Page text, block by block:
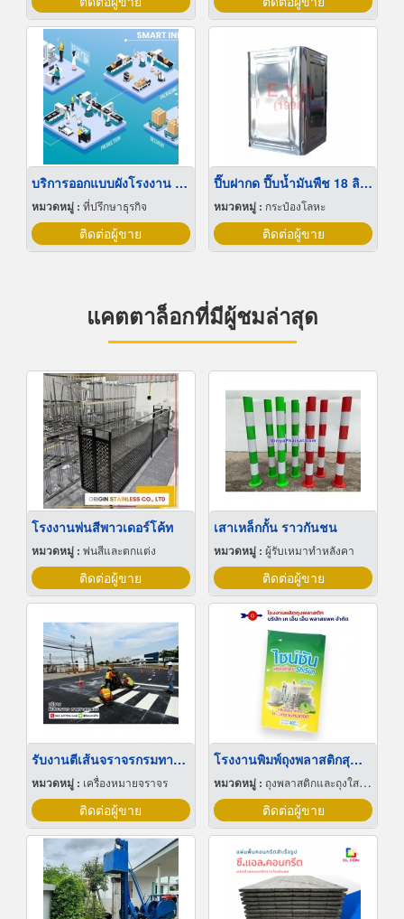
บริการออกแบบผังโรงงาน Lay out
หมวดหมู่ : ที่ปรึกษาธุรกิจ
ติดต่อผู้ขาย
ปี๊บฝากด ปี๊บน้ำมันพืช 18 ลิตร
หมวดหมู่ : กระป๋องโลหะ
ติดต่อผู้ขาย
แคตตาล็อกที่มีผู้ชมล่าสุด
โรงงานพ่นสีพาวเดอร์โค้ท
หมวดหมู่ : พ่นสีและตกแต่ง
ติดต่อผู้ขาย
เสาเหล็กกั้น ราวกันชน
หมวดหมู่ : ผู้รับเหมาทำหลังคา
ติดต่อผู้ขาย
รับงานตีเส้นจราจรกรมทางหลวง
หมวดหมู่ : เครื่องหมายจราจร
ติดต่อผู้ขาย
โรงงานพิมพ์ถุงพลาสติกสุญญากาศ
หมวดหมู่ : ถุงพลาสติกและถุงใสโปร่ง
ติดต่อผู้ขาย